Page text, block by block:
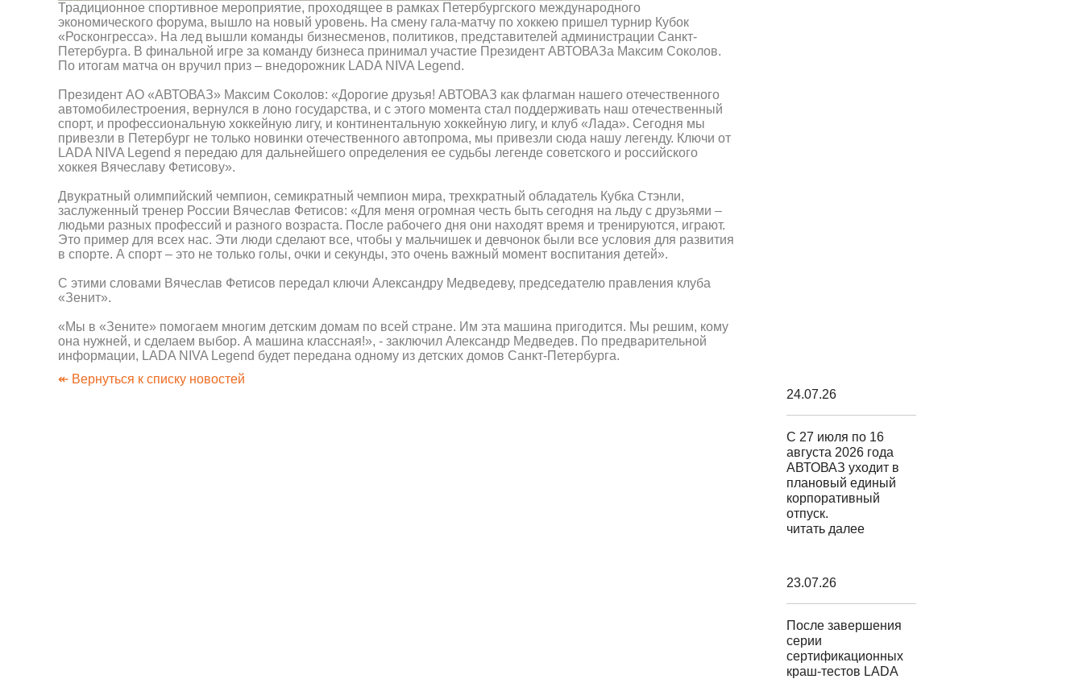
Традиционное спортивное мероприятие, проходящее в рамках Петербургского международного
экономического форума, вышло на новый уровень. На смену гала-матчу по хоккею пришел турнир Кубок
«Росконгресса». На лед вышли команды бизнесменов, политиков, представителей администрации Санкт-
Петербурга. В финальной игре за команду бизнеса принимал участие Президент АВТОВАЗа Максим Соколов.
По итогам матча он вручил приз – внедорожник LADA NIVA Legend.
Президент АО «АВТОВАЗ» Максим Соколов: «Дорогие друзья! АВТОВАЗ как флагман нашего отечественного
автомобилестроения, вернулся в лоно государства, и с этого момента стал поддерживать наш отечественный
спорт, и профессиональную хоккейную лигу, и континентальную хоккейную лигу, и клуб «Лада». Сегодня мы
привезли в Петербург не только новинки отечественного автопрома, мы привезли сюда нашу легенду. Ключи от
LADA NIVA Legend я передаю для дальнейшего определения ее судьбы легенде советского и российского
хоккея Вячеславу Фетисову».
Двукратный олимпийский чемпион, семикратный чемпион мира, трехкратный обладатель Кубка Стэнли,
заслуженный тренер России Вячеслав Фетисов: «Для меня огромная честь быть сегодня на льду с друзьями –
людьми разных профессий и разного возраста. После рабочего дня они находят время и тренируются, играют.
Это пример для всех нас. Эти люди сделают все, чтобы у мальчишек и девчонок были все условия для развития
в спорте. А спорт – это не только голы, очки и секунды, это очень важный момент воспитания детей».
С этими словами Вячеслав Фетисов передал ключи Александру Медведеву, председателю правления клуба
«Зенит».
«Мы в «Зените» помогаем многим детским домам по всей стране. Им эта машина пригодится. Мы решим, кому
она нужней, и сделаем выбор. А машина классная!», - заключил Александр Медведев. По предварительной
информации, LADA NIVA Legend будет передана одному из детских домов Санкт-Петербурга.
↞ Вернуться к списку новостей
24.07.26
С 27 июля по 16
августа 2026 года
АВТОВАЗ уходит в
плановый единый
корпоративный
отпуск.
читать далее
23.07.26
После завершения
серии
сертификационных
краш-тестов LADA